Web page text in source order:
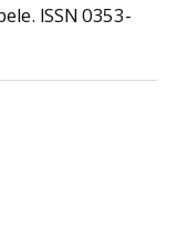
ISSN 0353-